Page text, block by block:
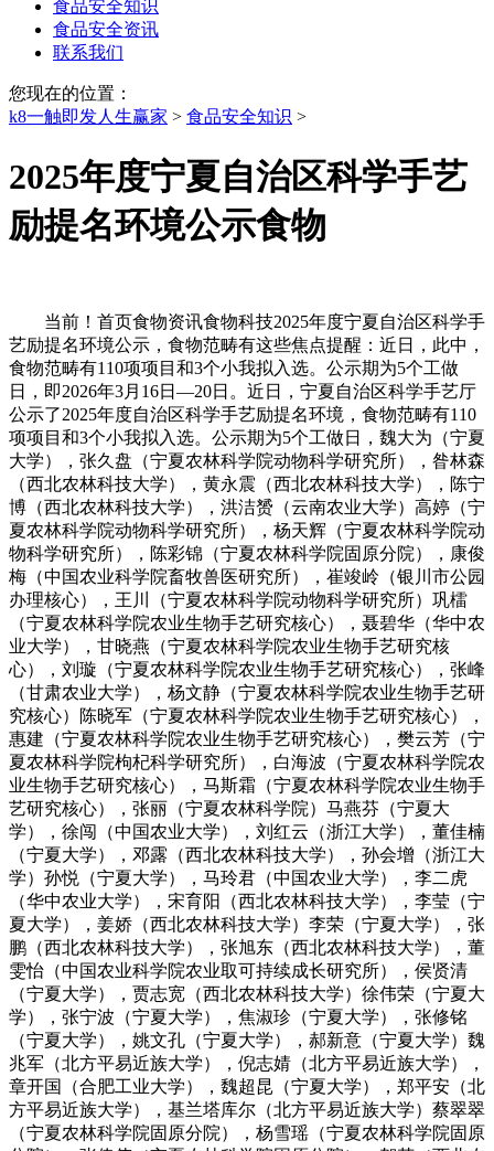
食品安全知识
食品安全资讯
联系我们
您现在的位置：
k8一触即发人生赢家 > 食品安全知识 >
2025年度宁夏自治区科学手艺
励提名环境公示食物
当前！首页食物资讯食物科技2025年度宁夏自治区科学手
艺励提名环境公示，食物范畴有这些焦点提醒：近日，此中，
食物范畴有110项项目和3个小我拟入选。公示期为5个工做
日，即2026年3月16日—20日。近日，宁夏自治区科学手艺厅
公示了2025年度自治区科学手艺励提名环境，食物范畴有110
项项目和3个小我拟入选。公示期为5个工做日，魏大为（宁夏
大学），张久盘（宁夏农林科学院动物科学研究所），昝林森
（西北农林科技大学），黄永震（西北农林科技大学），陈宁
博（西北农林科技大学），洪洁赟（云南农业大学）高婷（宁
夏农林科学院动物科学研究所），杨天辉（宁夏农林科学院动
物科学研究所），陈彩锦（宁夏农林科学院固原分院），康俊
梅（中国农业科学院畜牧兽医研究所），崔竣岭（银川市公园
办理核心），王川（宁夏农林科学院动物科学研究所）巩檑
（宁夏农林科学院农业生物手艺研究核心），聂碧华（华中农
业大学），甘晓燕（宁夏农林科学院农业生物手艺研究核
心），刘璇（宁夏农林科学院农业生物手艺研究核心），张峰
（甘肃农业大学），杨文静（宁夏农林科学院农业生物手艺研
究核心）陈晓军（宁夏农林科学院农业生物手艺研究核心），
惠建（宁夏农林科学院农业生物手艺研究核心），樊云芳（宁
夏农林科学院枸杞科学研究所），白海波（宁夏农林科学院农
业生物手艺研究核心），马斯霜（宁夏农林科学院农业生物手
艺研究核心），张丽（宁夏农林科学院）马燕芬（宁夏大
学），徐闯（中国农业大学），刘红云（浙江大学），董佳楠
（宁夏大学），邓露（西北农林科技大学），孙会增（浙江大
学）孙悦（宁夏大学），马玲君（中国农业大学），李二虎
（华中农业大学），宋育阳（西北农林科技大学），李莹（宁
夏大学），姜娇（西北农林科技大学）李荣（宁夏大学），张
鹏（西北农林科技大学），张旭东（西北农林科技大学），董
雯怡（中国农业科学院农业取可持续成长研究所），侯贤清
（宁夏大学），贾志宽（西北农林科技大学）徐伟荣（宁夏大
学），张宁波（宁夏大学），焦淑珍（宁夏大学），张修铭
（宁夏大学），姚文孔（宁夏大学），郝新意（宁夏大学）魏
兆军（北方平易近族大学），倪志婧（北方平易近族大学），
章开国（合肥工业大学），魏超昆（宁夏大学），郑平安（北
方平易近族大学），基兰塔库尔（北方平易近族大学）蔡翠翠
（宁夏农林科学院固原分院），杨雪瑶（宁夏农林科学院固原